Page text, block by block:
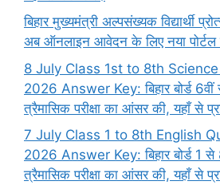
बिहार मुख्यमंत्री अल्पसंख्यक विद्यार्थी
अब ऑनलाइन आवेदन के लिए नया
8 July Class 1st to 8th
2026 Answer Key: बिहार बोर्ड 6वीं
त्रैमासिक परीक्षा का आंसर की, यहाँ से
7 July Class 1 to 8th English
2026 Answer Key: बिहार बोर्ड 1
त्रैमासिक परीक्षा का आंसर की, यहाँ से